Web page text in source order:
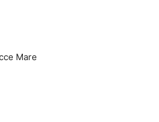
Mare